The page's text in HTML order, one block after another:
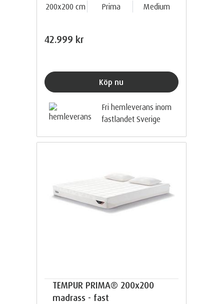
200x200 cm Prima Medium
42.999 kr
Köp nu
Fri hemleverans inom
fastlandet Sverige
TEMPUR PRIMA® 200x200
madrass - fast